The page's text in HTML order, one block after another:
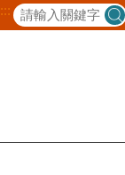
:::